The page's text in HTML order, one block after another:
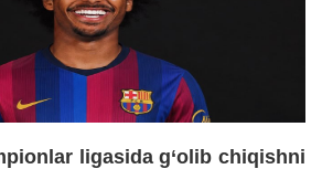
ligasida g‘olib chiqishni